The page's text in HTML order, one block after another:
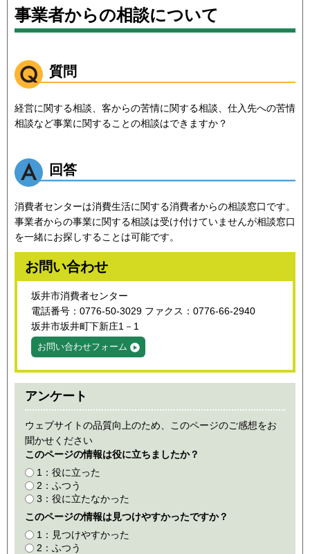
事業者からの相談について
質問
経営に関する相談、客からの苦情に関する相談、仕入先への苦情
相談など事業に関することの相談はできますか？
回答
消費者センターは消費生活に関する消費者からの相談窓口です。
事業者からの事業に関する相談は受け付けていませんが相談窓口
を一緒にお探しすることは可能です。
お問い合わせ
坂井市消費者センター
電話番号：0776‐50‐3029 ファクス：0776‐66‐2940
坂井市坂井町下新庄1－1
お問い合わせフォーム
アンケート
ウェブサイトの品質向上のため、このページのご感想をお
聞かせください
このページの情報は役に立ちましたか？
1：役に立った
2：ふつう
3：役に立たなかった
このページの情報は見つけやすかったですか？
1：見つけやすかった
2：ふつう